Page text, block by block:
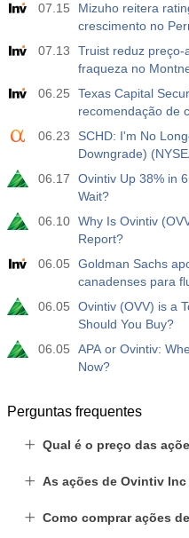
07.15
Mizuho reitera
crescimento no
07.13
Truist reduz preço-
fraqueza no
06.25
Texas Capital
recomendação de
06.23
SCHD: I'm No
Downgrade)
06.17
Ovintiv Up 38% in
Wait?
06.10 Why Is Ovintiv
Report?
06.05
Goldman Sachs
canadenses para
06.05
Ovintiv (OVV) is a
Should You Buy?
06.05
APA or Ovintiv:
Now?
Perguntas frequentes
Qual é o preço das
As ações de Ovintiv
Como comprar ações